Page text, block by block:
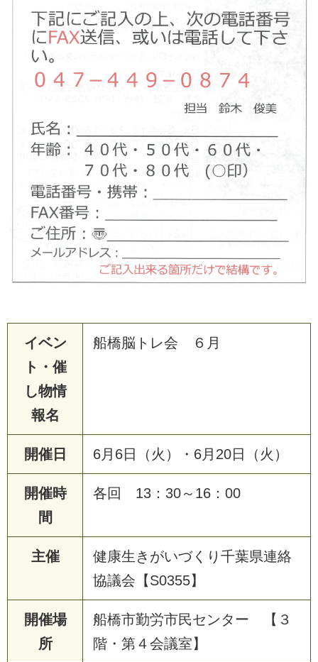
イベン
ト・催
し物情
報名
船橋脳トレ会 ６月
開催日 6月6日（火）・6月20日（火）
開催時
間
各回 13：30～16：00
主催
健康生きがいづくり千葉県連絡
協議会【S0355】
開催場
所
船橋市勤労市民センター 【３
階・第４会議室】